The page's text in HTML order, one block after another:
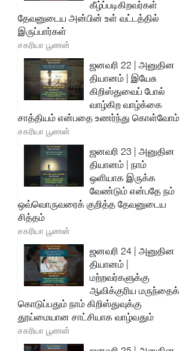
கீழ்ப்படிகிறவர்கள்
தேவனுடைய அன்பின் உள் வட்டத்தில்
இருப்பார்கள்
சகரியா பூணன்
ஜனவரி 22 | அனுதின
தியானம் | இயேசு
கிறிஸ்துவைப் போல்
வாழ்கிற வாழ்க்கை
சாத்தியம் என்பதை உணர்ந்து கொள்வோம்
சகரியா பூணன்
ஜனவரி 23 | அனுதின
தியானம் | நாம்
ஒளியாக இருக்க
வேண்டும் என்பதே நம்
ஒவ்வொருவரைக் குறித்த தேவனுடைய
சித்தம்
சகரியா பூணன்
ஜனவரி 24 | அனுதின
தியானம் |
மற்றவர்களுக்கு
ஆவிக்குரிய மருந்தைக்
கொடுப்பதும் நாம் கிறிஸ்துவுக்கு
தூய்மையான சாட்சியாக வாழ்வதும்
சகரியா பூணன்